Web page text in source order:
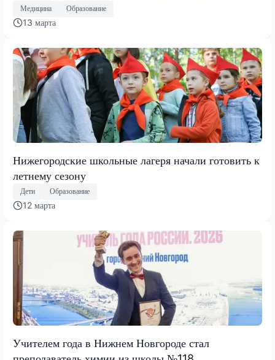
Медицина Образование
13 марта
Нижегородские школьные лагеря начали готовить к
летнему сезону
Дети Образование
12 марта
Учителем года в Нижнем Новгороде стал